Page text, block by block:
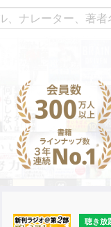
聴き放